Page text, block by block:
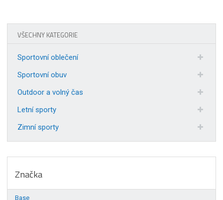
VŠECHNY KATEGORIE
Sportovní oblečení
Sportovní obuv
Outdoor a volný čas
Letní sporty
Zimní sporty
Značka
Base